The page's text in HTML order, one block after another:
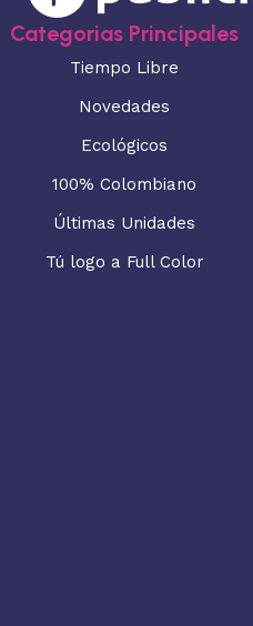
Categorias Principales
Tiempo Libre
Novedades
Ecológicos
100% Colombiano
Últimas Unidades
Tú logo a Full Color